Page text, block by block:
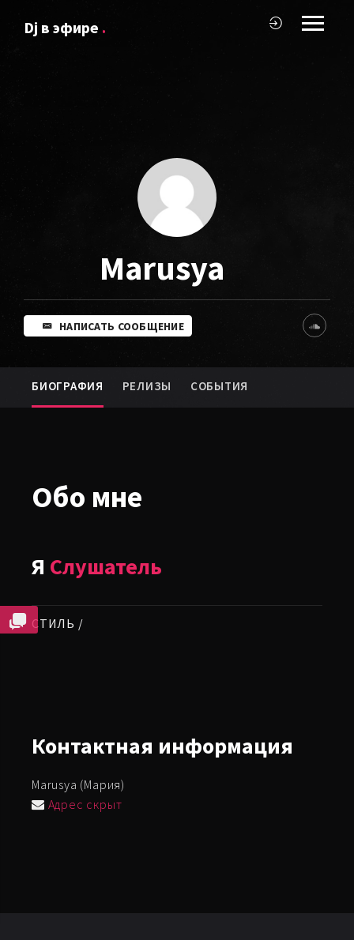
Dj в эфире .
Marusya
НАПИСАТЬ СООБЩЕНИЕ
БИОГРАФИЯ РЕЛИЗЫ СОБЫТИЯ
Обо мне
Я Слушатель
СТИЛЬ /
Контактная информация
Marusya (Мария)
Адрес скрыт